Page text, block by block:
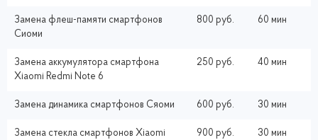
Замена флеш-памяти смартфонов
Сиоми
800 руб. 60 мин
Замена аккумулятора смартфона
Xiaomi Redmi Note 6
250 руб. 40 мин
Замена динамика смартфонов Сяоми 600 руб. 30 мин
Замена стекла смартфонов Xiaomi
900 руб. 30 мин